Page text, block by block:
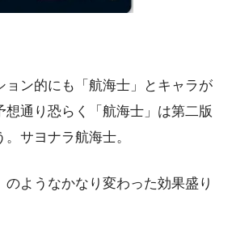
ョン的にも「航海士」とキャラが
想通り恐らく「航海士」は第二版
サヨナラ航海士。
ようなかなり変わった効果盛り